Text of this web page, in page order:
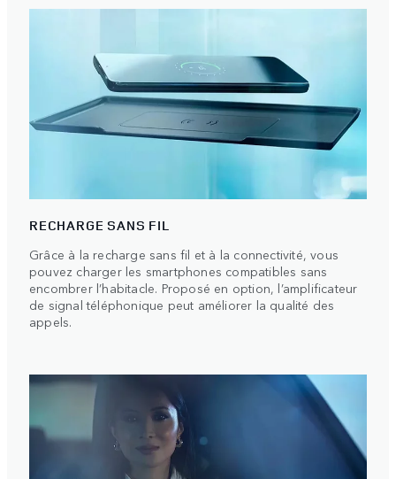
RECHARGE SANS FIL
Grâce à la recharge sans fil et à la connectivité, vous
pouvez charger les smartphones compatibles sans
encombrer l’habitacle. Proposé en option, l’amplificateur
de signal téléphonique peut améliorer la qualité des
appels.